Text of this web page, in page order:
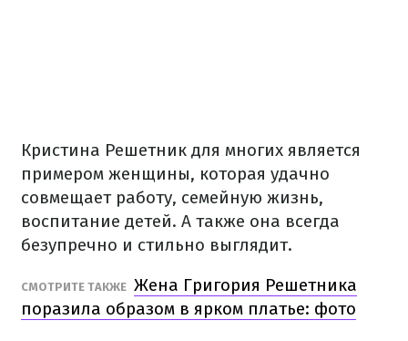
Кристина Решетник для многих является
примером женщины, которая удачно
совмещает работу, семейную жизнь,
воспитание детей. А также она всегда
безупречно и стильно выглядит.
СМОТРИТЕ ТАКЖЕ Жена Григория Решетника
поразила образом в ярком платье: фото